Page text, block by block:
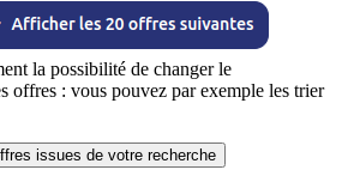
la possibilité de changer le
offres : vous pouvez par exemple les trier
issues de votre recherche